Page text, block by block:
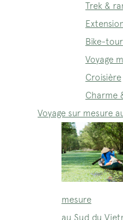
Trek &
Bike-tour
Voyage
Croisière
Charme
Voyage sur mesure
mesure
au Sud du